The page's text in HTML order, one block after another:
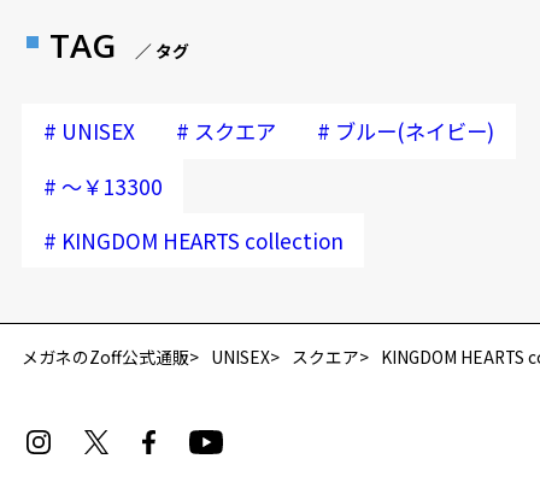
TAG ／ タグ
# UNISEX # スクエア # ブルー(ネイビー)
# ～￥13300
# KINGDOM HEARTS collection
メガネのZoff公式通販 UNISEX スクエア KINGDOM HEARTS